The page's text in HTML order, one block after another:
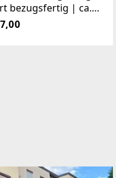
bezugsfertig | ca.
43 m² große
NeueKüche,